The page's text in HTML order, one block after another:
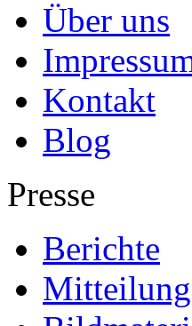
Über uns
Kontakt
Blog
Presse
Berichte